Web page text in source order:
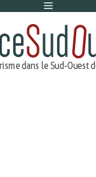
Menu